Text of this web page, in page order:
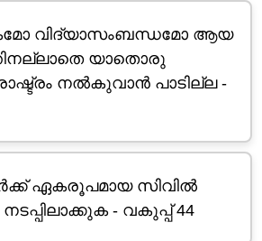
വിദ്യാസംബന്ധമോ ആയ
യാതൊരു
നൽകുവാൻ പാടില്ല -
ഏകരൂപമായ സിവിൽ
- വകുപ്പ് 44